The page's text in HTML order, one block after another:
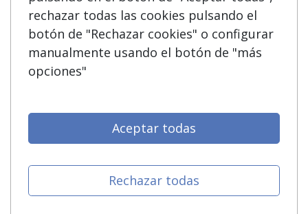
Confidencialidad
Copyleft
Grupo formazion:
rechazar todas las cookies pulsando el
botón de "Rechazar cookies" o configurar
manualmente usando el botón de "más
opciones"
Rechazar todas
Aceptar todas